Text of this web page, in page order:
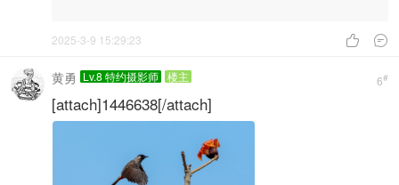
 
2025-3-9 15:29:23
6#
黄勇 Lv.8 特约摄影师 楼主
[attach]1446638[/attach]